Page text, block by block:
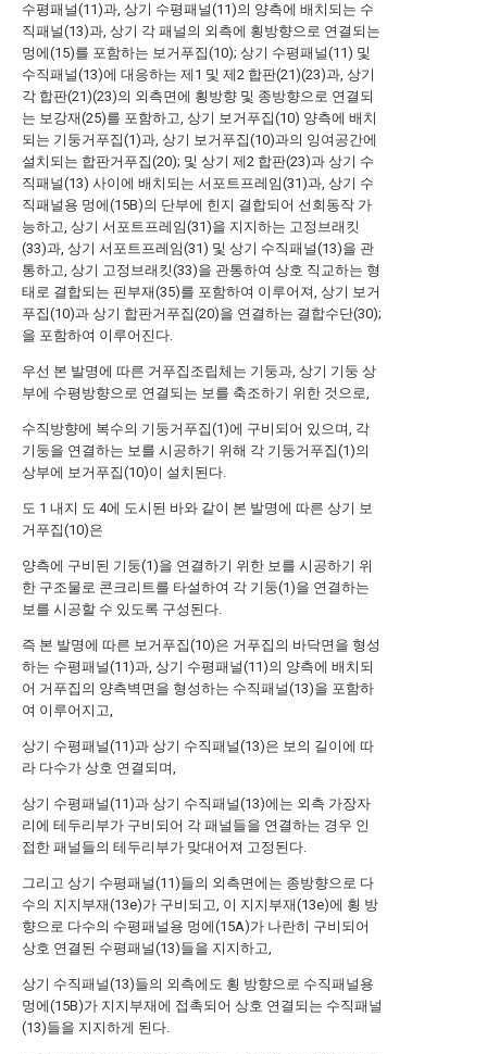
수평패널(11)과, 상기 수평패널(11)의 양측에 배치되는 수
직패널(13)과, 상기 각 패널의 외측에 횡방향으로 연결되는
멍에(15)를 포함하는 보거푸집(10); 상기 수평패널(11) 및
수직패널(13)에 대응하는 제1 및 제2 합판(21)(23)과, 상기
각 합판(21)(23)의 외측면에 횡방향 및 종방향으로 연결되
는 보강재(25)를 포함하고, 상기 보거푸집(10) 양측에 배치
되는 기둥거푸집(1)과, 상기 보거푸집(10)과의 잉여공간에
설치되는 합판거푸집(20); 및 상기 제2 합판(23)과 상기 수
직패널(13) 사이에 배치되는 서포트프레임(31)과, 상기 수
직패널용 멍에(15B)의 단부에 힌지 결합되어 선회동작 가
능하고, 상기 서포트프레임(31)을 지지하는 고정브래킷
(33)과, 상기 서포트프레임(31) 및 상기 수직패널(13)을 관
통하고, 상기 고정브래킷(33)을 관통하여 상호 직교하는 형
태로 결합되는 핀부재(35)를 포함하여 이루어져, 상기 보거
푸집(10)과 상기 합판거푸집(20)을 연결하는 결합수단(30);
을 포함하여 이루어진다.
우선 본 발명에 따른 거푸집조립체는 기둥과, 상기 기둥 상
부에 수평방향으로 연결되는 보를 축조하기 위한 것으로,
수직방향에 복수의 기둥거푸집(1)에 구비되어 있으며, 각
기둥을 연결하는 보를 시공하기 위해 각 기둥거푸집(1)의
상부에 보거푸집(10)이 설치된다.
도 1 내지 도 4에 도시된 바와 같이 본 발명에 따른 상기 보
거푸집(10)은
양측에 구비된 기둥(1)을 연결하기 위한 보를 시공하기 위
한 구조물로 콘크리트를 타설하여 각 기둥(1)을 연결하는
보를 시공할 수 있도록 구성된다.
즉 본 발명에 따른 보거푸집(10)은 거푸집의 바닥면을 형성
하는 수평패널(11)과, 상기 수평패널(11)의 양측에 배치되
어 거푸집의 양측벽면을 형성하는 수직패널(13)을 포함하
여 이루어지고,
상기 수평패널(11)과 상기 수직패널(13)은 보의 길이에 따
라 다수가 상호 연결되며,
상기 수평패널(11)과 상기 수직패널(13)에는 외측 가장자
리에 테두리부가 구비되어 각 패널들을 연결하는 경우 인
접한 패널들의 테두리부가 맞대어져 고정된다.
그리고 상기 수평패널(11)들의 외측면에는 종방향으로 다
수의 지지부재(13e)가 구비되고, 이 지지부재(13e)에 횡 방
향으로 다수의 수평패널용 멍에(15A)가 나란히 구비되어
상호 연결된 수평패널(13)들을 지지하고,
상기 수직패널(13)들의 외측에도 횡 방향으로 수직패널용
멍에(15B)가 지지부재에 접촉되어 상호 연결되는 수직패널
(13)들을 지지하게 된다.